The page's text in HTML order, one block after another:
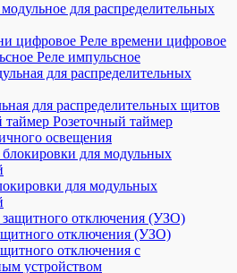
для распределительных
Реле времени цифровое
Реле импульсное
для распределительных щитов
Розеточный таймер
освещения
для модульных
отключения (УЗО)
отключения с
устройством
HE
14W/865
T5
G5
В
наличии